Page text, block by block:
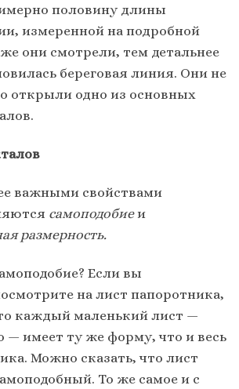
половину длины
измеренной на подробной
они смотрели, тем детальнее
береговая линия. Они не
открыли одно из основных
важными свойствами
самоподобиеи
размерность.
Если вы
на лист папоротника,
каждый маленький лист —
— имеет ту же форму, что и весь
Можно сказать, что лист
То же самое и с